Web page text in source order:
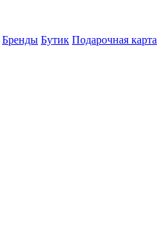
Бренды Бутик Подарочная карта